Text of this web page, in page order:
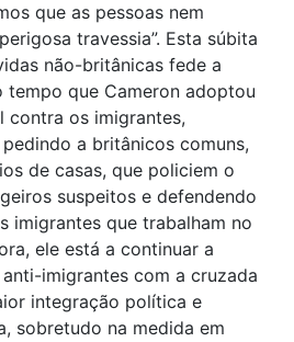
que as pessoas nem
travessia”. Esta súbita
não-britânicas fede a
tempo que Cameron adoptou
contra os imigrantes,
a britânicos comuns,
de casas, que policiem o
suspeitos e defendendo
imigrantes que trabalham no
ele está a continuar a
imigrantes com a cruzada
integração política e
sobretudo na medida em